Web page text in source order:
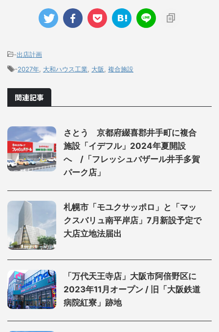
-出店計画
-2027年 大和ハウス工業 大阪 複合施設
関連記事
さとう 京都府綴喜郡井手町に複合
施設「イデフル」2024年夏開設
へ /「フレッシュバザール井手多賀
パーク店」
札幌市「モユクサッポロ」と「マッ
クスバリュ南平岸店」7月新設予定で
大店立地法届出
「万代天王寺店」大阪市阿倍野区に
2023年11月オープン / 旧「大阪鉄道
病院紅寮」跡地